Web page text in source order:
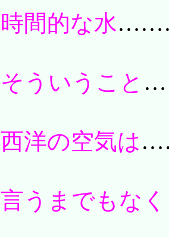
時間的な水
そういうこと
西洋の空気は
言うまでもなく